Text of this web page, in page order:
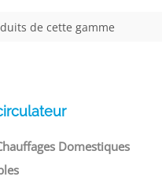
de cette gamme
Domestiques